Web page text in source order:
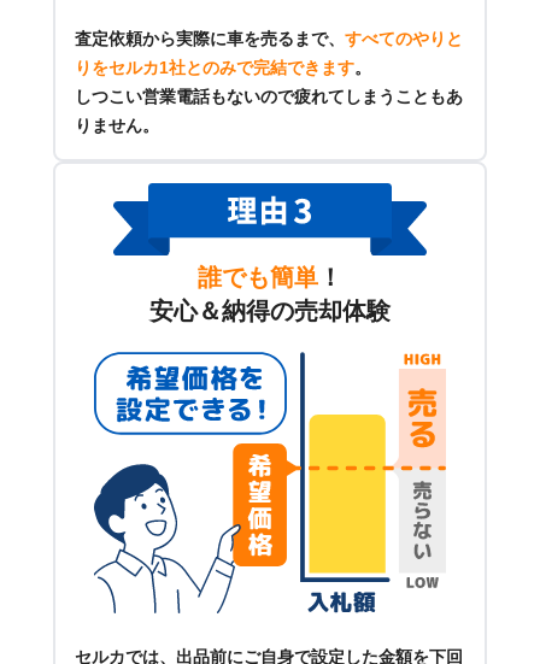
査定依頼から実際に車を売るまで、 すべてのやりと
りをセルカ1社とのみで完結できます。
しつこい営業電話もないので疲れてしまうこともあ
りません。
誰でも簡単 ！
安心＆納得の売却体験
セルカでは、出品前にご自身で設定した金額を下回